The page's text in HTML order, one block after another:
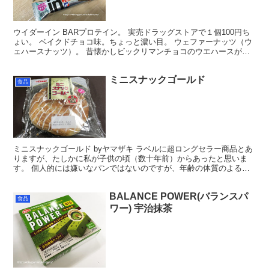
ウイダーイン BARプロテイン。 実売ドラッグストアで１個100円ち
ょい。 ベイクドチョコ味。ちょっと濃い目。 ウェファーナッツ（ウ
ェハースナッツ）。 昔懐かしビックリマンチョコのウエハースが分
食品 ミニスナックゴールド
ミニスナックゴールド byヤマザキ ラベルに超ロングセラー商品とあ
りますが、たしかに私が子供の頃（数十年前）からあったと思いま
す。 個人的には嫌いなパンではないのですが、年齢の体質のよるせ
食品
BALANCE POWER(バランスパ
ワー) 宇治抹茶